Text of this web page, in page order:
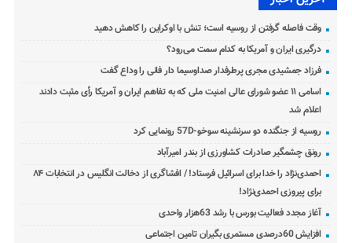
وقت فاصله گرفتن از روسیه است؛ تنش با اوکراین را کاهش دهید
درگیری ایران و آمریکا به کدام سمت می‌رود؟
فرزاد جمشیدی مجری پرطرفدار صداوسیما دار فانی را وداع گفت
اسامی ۱۱ عضو شورای عالی امنیت ملی که به تفاهم ایران و آمریکا رأی مثبت دادند
اعلام شد
روسیه از جنگنده دو سرنشینه سوخو-57D رونمایی کرد
رونق چشمگیر صادرات کشاورزی از بندر امیرآباد
احمدی‌نژاد را خدا برای اسرائیل فرستاد! / افشاگری از دخالت انگلیس در انتخابات ۸۴
برای پیروزی احمدی‌نژاد!
آغاز مجدد فعالیت بورس با رشد 63هزار واحدی
افزایش 60درصدی مستمری بگیران تامین اجتماعی